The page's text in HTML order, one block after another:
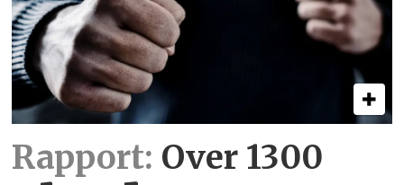
Rapport: Over 1300